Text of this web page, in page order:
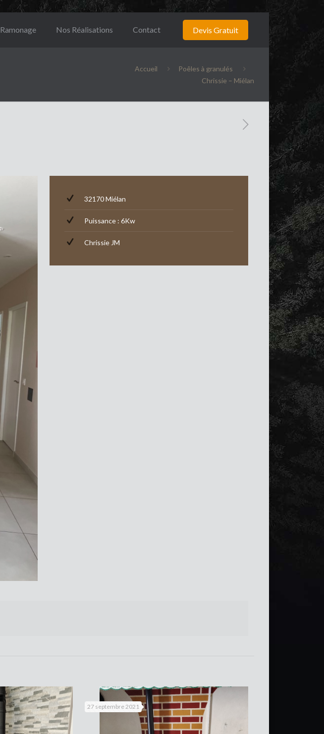
Ramonage Nos Réalisations Contact Devis Gratuit
Accueil
Poêles à granulés
Chrissie – Miélan
32170 Miélan
Puissance : 6Kw
Chrissie JM
27 septembre 2021